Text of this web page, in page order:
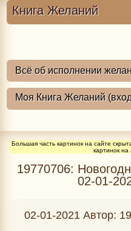
Книга Желаний
Большая часть картинок на сайте
картинок на
19770706:
02-01-
02-01-2021 Автор: